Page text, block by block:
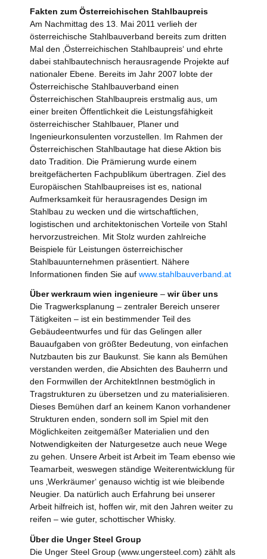
Fakten zum Österreichischen Stahlbaupreis
Am Nachmittag des 13. Mai 2011 verlieh der
österreichische Stahlbauverband bereits zum dritten
Mal den ‚Österreichischen Stahlbaupreis‘ und ehrte
dabei stahlbautechnisch herausragende Projekte auf
nationaler Ebene. Bereits im Jahr 2007 lobte der
Österreichische Stahlbauverband einen
Österreichischen Stahlbaupreis erstmalig aus, um
einer breiten Öffentlichkeit die Leistungsfähigkeit
österreichischer Stahlbauer, Planer und
Ingenieurkonsulenten vorzustellen. Im Rahmen der
Österreichischen Stahlbautage hat diese Aktion bis
dato Tradition. Die Prämierung wurde einem
breitgefächerten Fachpublikum übertragen. Ziel des
Europäischen Stahlbaupreises ist es, national
Aufmerksamkeit für herausragendes Design im
Stahlbau zu wecken und die wirtschaftlichen,
logistischen und architektonischen Vorteile von Stahl
hervorzustreichen. Mit Stolz wurden zahlreiche
Beispiele für Leistungen österreichischer
Stahlbauunternehmen präsentiert. Nähere
Informationen finden Sie auf www.stahlbauverband.at
Über werkraum wien ingenieure – wir über uns
Die Tragwerksplanung – zentraler Bereich unserer
Tätigkeiten – ist ein bestimmender Teil des
Gebäudeentwurfes und für das Gelingen aller
Bauaufgaben von größter Bedeutung, von einfachen
Nutzbauten bis zur Baukunst. Sie kann als Bemühen
verstanden werden, die Absichten des Bauherrn und
den Formwillen der ArchitektInnen bestmöglich in
Tragstrukturen zu übersetzen und zu materialisieren.
Dieses Bemühen darf an keinem Kanon vorhandener
Strukturen enden, sondern soll im Spiel mit den
Möglichkeiten zeitgemäßer Materialien und den
Notwendigkeiten der Naturgesetze auch neue Wege
zu gehen. Unsere Arbeit ist Arbeit im Team ebenso wie
Teamarbeit, weswegen ständige Weiterentwicklung für
uns ‚Werkräumer‘ genauso wichtig ist wie bleibende
Neugier. Da natürlich auch Erfahrung bei unserer
Arbeit hilfreich ist, hoffen wir, mit den Jahren weiter zu
reifen – wie guter, schottischer Whisky.
Über die Unger Steel Group
Die Unger Steel Group (www.ungersteel.com) zählt als